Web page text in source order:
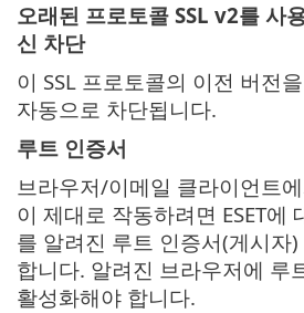
오래된 프로토콜 SSL v2를 사
신 차단
이 SSL 프로토콜의 이전 버전
자동으로 차단됩니다.
루트 인증서
브라우저/이메일 클라이언트에
이 제대로 작동하려면 ESET에
를 알려진 루트 인증서(게시자
합니다. 알려진 브라우저에 루
활성화해야 합니다.